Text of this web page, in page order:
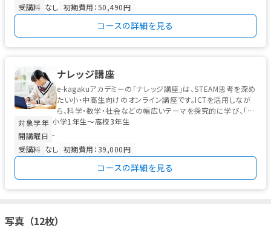
受講料 なし 初期費用：50,490円
コースの詳細を見る
ナレッジ講座
e-kagakuアカデミーの「ナレッジ講座」は、STEAM思考を深め
たい小・中高生向けのオンライン講座です。ICTを活用しなが
ら、科学・数学・社会などの幅広いテーマを探究的に学び、「な
ぜ？」「ど...
対象学年 小学1年生〜高校3年生
開講曜日 -
受講料 なし 初期費用：39,000円
コースの詳細を見る
写真（12枚）